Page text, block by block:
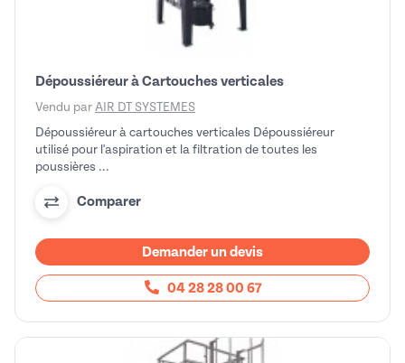
Dépoussiéreur à Cartouches verticales
Vendu par AIR DT SYSTEMES
Dépoussiéreur à cartouches verticales Dépoussiéreur
utilisé pour l'aspiration et la filtration de toutes les
poussières ...
Comparer
Demander un devis
04 28 28 00 67